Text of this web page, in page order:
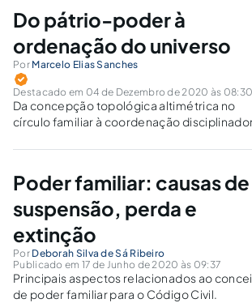
Do pátrio-poder à
ordenação do universo
Por Marcelo Elias Sanches
Destacado em 04 de Dezembro de 2020 às 08:30
Da concepção topológica altimétrica no
círculo familiar à coordenação
objetivada no universo.
Poder familiar: causas de
suspensão, perda e
extinção
Por Deborah Silva de Sá Ribeiro
Publicado em 17 de Junho de 2020 às 09:37
Principais aspectos relacionados ao
de poder familiar para o Código Civil.